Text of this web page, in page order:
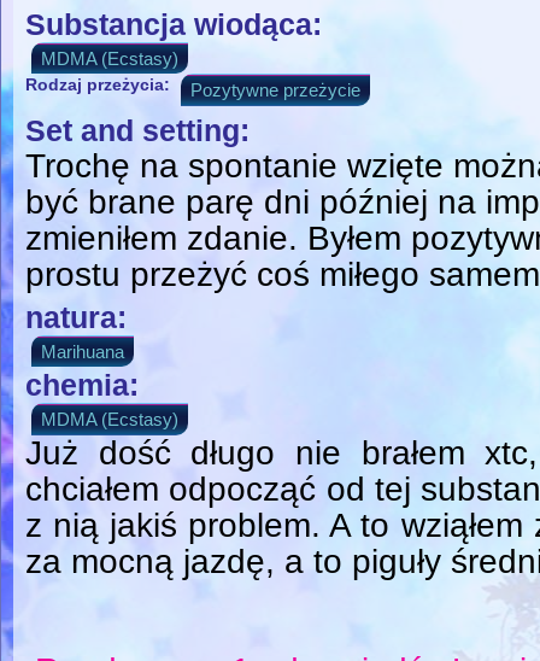
Substancja wiodąca:
MDMA (Ecstasy)
Rodzaj przeżycia: Pozytywne przeżycie
Set and setting:
Trochę na spontanie wzięte
być brane parę dni później na
zmieniłem zdanie. Byłem
prostu przeżyć coś miłego
natura:
Marihuana
chemia:
MDMA (Ecstasy)
Już dość długo nie brałem
chciałem odpocząć od tej
z nią jakiś problem. A to
za mocną jazdę, a to piguły